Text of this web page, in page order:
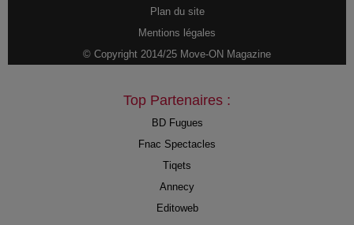
Plan du site
Mentions légales
© Copyright 2014/25 Move-ON Magazine
Top Partenaires :
BD Fugues
Fnac Spectacles
Tiqets
Annecy
Editoweb